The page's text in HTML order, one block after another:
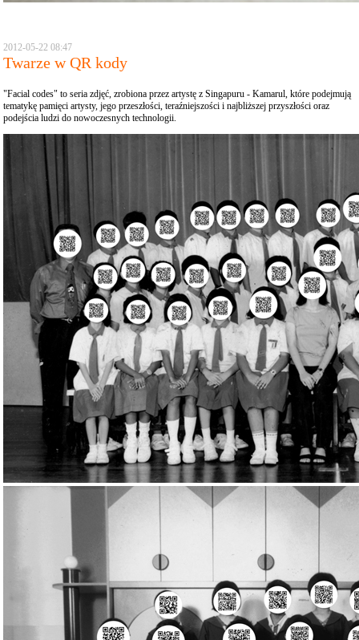
2012-05-22 08:47
Twarze w QR kody
"Facial codes" to seria zdjęć, zrobiona przez artystę z Singapuru -Kamarul ,które podejmują
tematykę pamięci artysty,jego przeszłości, teraźniejszości i najbliższej przyszłości oraz
podejścia ludzi do nowoczesnych technologii.